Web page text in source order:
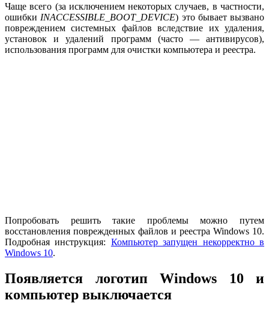
Чаще всего (за исключением некоторых случаев, в частности,
ошибки INACCESSIBLE_BOOT_DEVICE) это бывает вызвано
повреждением системных файлов вследствие их удаления,
установок и удалений программ (часто — антивирусов),
использования программ для очистки компьютера и реестра.
Попробовать решить такие проблемы можно путем
восстановления поврежденных файлов и реестра Windows 10.
Подробная инструкция: Компьютер запущен некорректно в
Windows 10.
Появляется логотип Windows 10 и
компьютер выключается